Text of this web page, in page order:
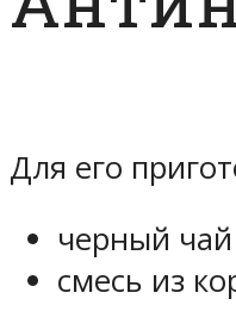
Для его
черный чай
смесь из